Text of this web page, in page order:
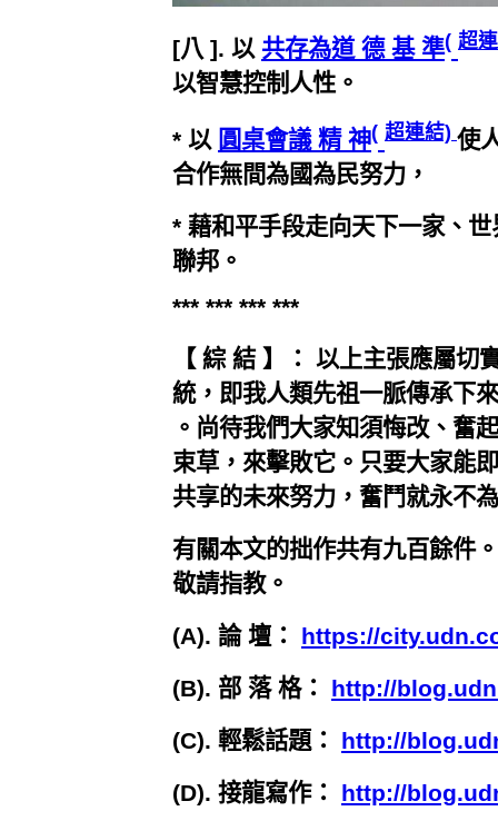
[八 ]. 以 共存為道 德 基 準( 超
以智慧控制人性。
* 以 圓桌會議 精 神( 超連結) 使
合作無間為國為民努力，
* 藉和平手段走向天下一家、
聯邦。
*** *** *** ***
【 綜 結 】： 以上主張應屬切
統，即我人類先祖一脈傳承下
。尚待我們大家知須悔改、奮
束草，來擊敗它。只要大家能
共享的未來努力，奮鬥就永不
有關本文的拙作共有九百餘件
敬請指教。
(A). 論 壇： https://
(B). 部 落 格： http://
(C). 輕鬆話題： http://
(D). 接龍寫作： http://